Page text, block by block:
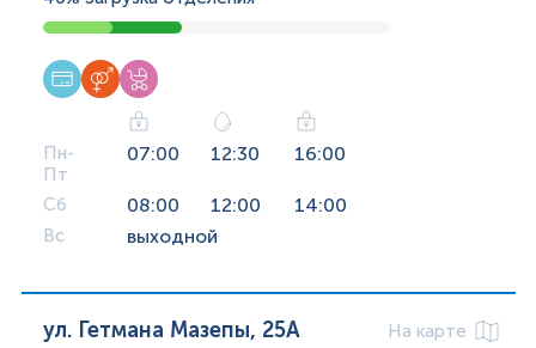
Пн-
Пт
07:00 12:30 16:00
Сб 08:00 12:00 14:00
Вс выходной
ул. Гетмана Мазепы, 25А
На карте